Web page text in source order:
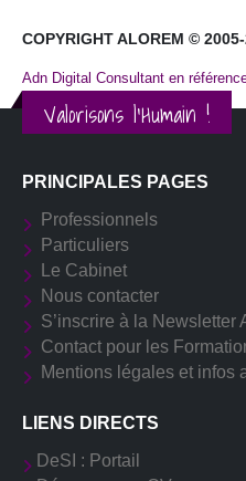
COPYRIGHT ALOREM ©
Adn Digital Consultant en
Valorisons l'Humain !
PRINCIPALES PAGES
Professionnels
Particuliers
Le Cabinet
Nous contacter
S’inscrire à la Newsletter
Contact pour les
Mentions légales et infos
LIENS DIRECTS
DeSI : Portail